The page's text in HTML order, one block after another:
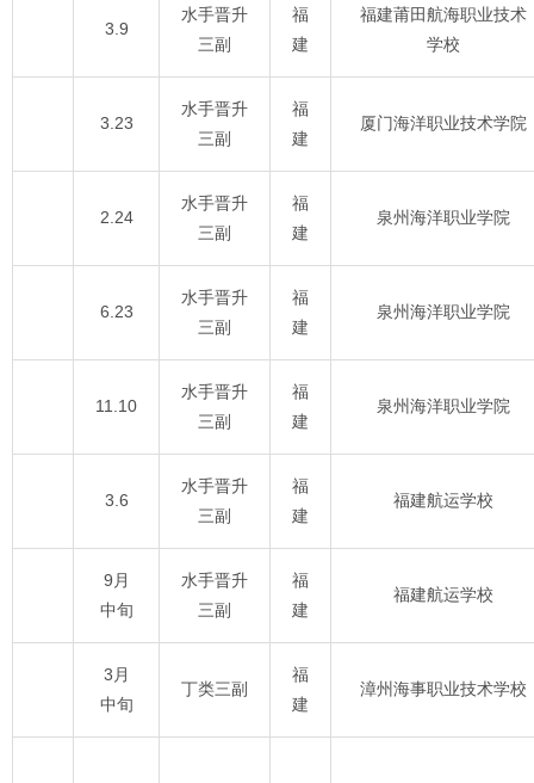
3.9
水手晋升
三副
福
建
福建莆田航海职业技术
学校
3.23
水手晋升
三副
福
建
厦门海洋职业技术学院
2.24
水手晋升
三副
福
建
泉州海洋职业学院
6.23
水手晋升
三副
福
建
泉州海洋职业学院
11.10
水手晋升
三副
福
建
泉州海洋职业学院
3.6
水手晋升
三副
福
建
福建航运学校
9月
中旬
水手晋升
三副
福
建
福建航运学校
3月
中旬
丁类三副
福
建
漳州海事职业技术学校